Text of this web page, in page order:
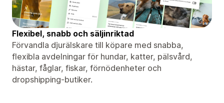
Flexibel, snabb och säljinriktad
Förvandla djurälskare till köpare med snabba,
flexibla avdelningar för hundar, katter, pälsvård,
hästar, fåglar, fiskar, förnödenheter och
dropshipping-butiker.